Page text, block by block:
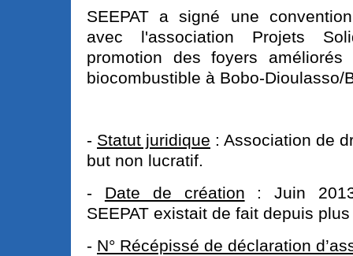
SEEPAT a signé une
avec l'association Projets
promotion des foyers
biocombustible à Bobo-Dioulasso/
- Statut juridique : Association de
but non lucratif.
- Date de création : Juin 2013
SEEPAT existait de fait depuis plus
- N° Récépissé de déclaration